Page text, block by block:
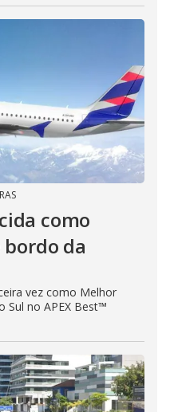
como
da
vez como Melhor
Sul no APEX Best™